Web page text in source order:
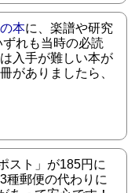
本に、楽譜や研究
れも当時の必読
入手が難しい本が
がありましたら、
スト」が185円に
種郵便の代わりに